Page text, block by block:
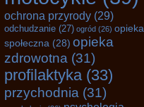
ochrona przyrody (29)
odchudzanie (27) ogród (26) opieka
społeczna (28) opieka
zdrowotna (31)
profilaktyka(33)
przychodnia (31)